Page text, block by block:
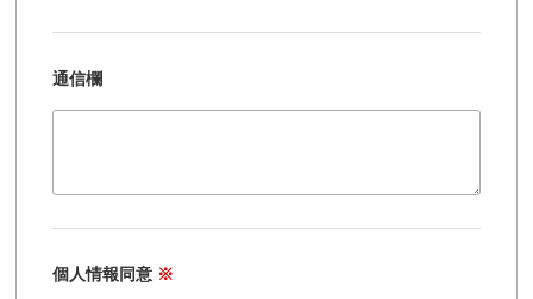
通信欄
個人情報同意 ※